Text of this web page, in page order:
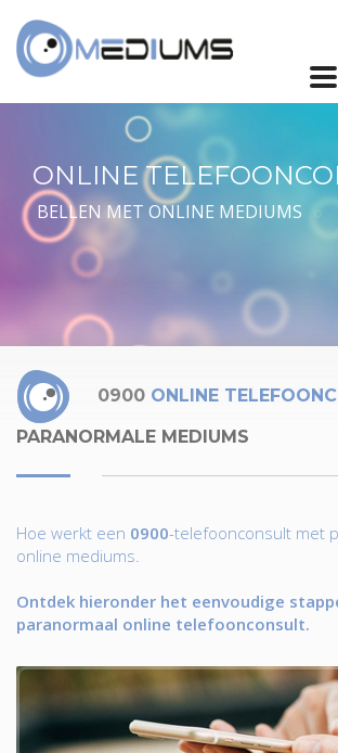
ONLINE
BELLEN MET ONLINE MEDIUMS
0900 ONLINE
PARANORMALE MEDIUMS
Hoe werkt een 0900-telefoonconsult met
online mediums.
Ontdek hieronder het eenvoudige
paranormaal online telefoonconsult.